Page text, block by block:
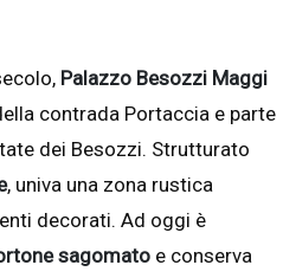
Palazzo Besozzi Maggi
contrada Portaccia e parte
dei Besozzi. Strutturato
, univa una zona rustica
decorati. Ad oggi è
sagomato e conserva